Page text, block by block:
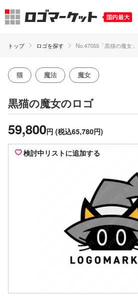
トップ ロゴを探す No.47055「黒猫の魔女」
猫 魔法 魔女
黒猫の魔女のロゴ
59,800円 (税込65,780円)
検討中リストに追加する